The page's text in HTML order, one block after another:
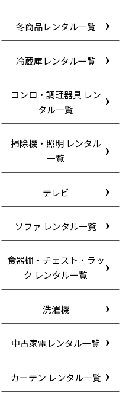
冬商品レンタル一覧
冷蔵庫レンタル一覧
コンロ・調理器具 レン
タル一覧
掃除機・照明 レンタル
一覧
テレビ
ソファ レンタル一覧
食器棚・チェスト・ラッ
ク レンタル一覧
洗濯機
中古家電レンタル一覧
カーテン レンタル一覧